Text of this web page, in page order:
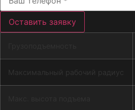
Оставить заявку
Максимальный рабочий радиус